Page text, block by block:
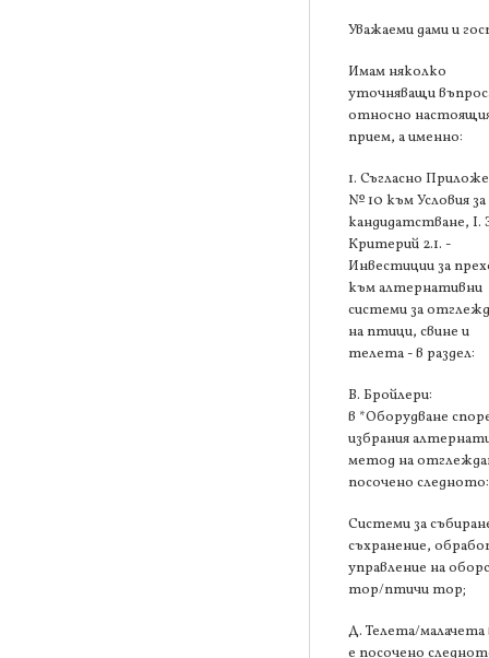
Уважаеми дами и
Имам няколко
уточняващи
относно
прием, а именно:
1. Съгласно
№ 10 към Условия за
кандидатстване, І.
Критерий 2.1. -
Инвестиции за
към алтернативни
системи за
на птици, свине и
телета - в раздел:
В. Бройлери:
в *Оборудване
избрания
метод на
посочено
Системи за
съхранение,
управление на
тор/птичи тор;
Д. Телета/малачета
е посочено